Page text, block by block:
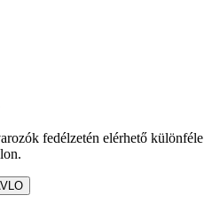
fedélzetén elérhető különféle